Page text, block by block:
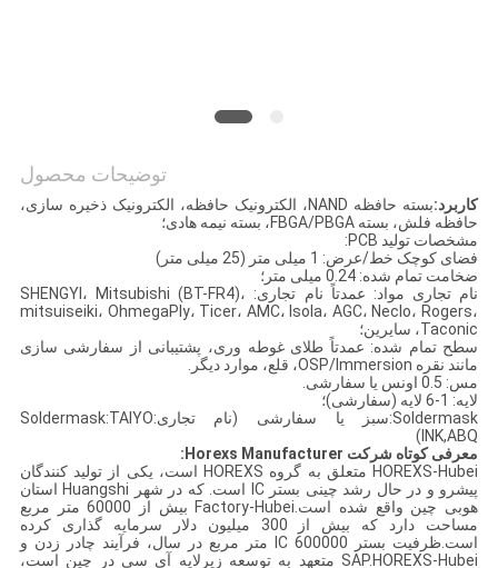
توضیحات محصول
کاربرد:
بسته حافظه NAND، الکترونیک حافظه، الکترونیک ذخیره سازی،
حافظه فلش، بسته FBGA/PBGA، بسته نیمه هادی؛
مشخصات تولید PCB:
فضای کوچک خط/عرض: 1 میلی متر (25 میلی متر)
ضخامت تمام شده: 0.24 میلی متر؛
نام تجاری مواد: عمدتاً نام تجاری: SHENGYI، Mitsubishi (BT-FR4)،
mitsuiseiki، OhmegaPly، Ticer، AMC، Isola، AGC، Neclo، Rogers،
Taconic، سایرین؛
سطح تمام شده: عمدتاً طلای غوطه وری، پشتیبانی از سفارشی سازی
مانند نقره OSP/Immersion، قلع، موارد دیگر.
مس: 0.5 اونس یا سفارشی.
لایه: 1-6 لایه (سفارشی)؛
Soldermask:سبز یا سفارشی (نام تجاری:Soldermask:TAIYO
INK,ABQ)
معرفی کوتاه شرکت Horexs Manufacturer:
HOREXS-Hubei متعلق به گروه HOREXS است، یکی از تولید کنندگان
پیشرو و در حال رشد چینی بستر IC است. که در شهر Huangshi استان
هوبی چین واقع شده است.Factory-Hubei بیش از 60000 متر مربع
مساحت دارد که بیش از 300 میلیون دلار سرمایه گذاری کرده
است.ظرفیت بستر IC 600000 متر مربع در سال، فرآیند چادر زدن و
SAP.HOREXS-Hubei متعهد به توسعه زیرلایه آی سی در چین است،